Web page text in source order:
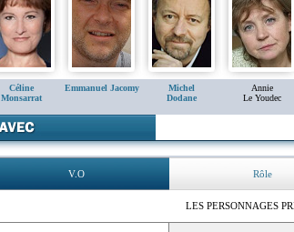
Céline
Monsarrat
Emmanuel Jacomy
Michel
Dodane
Annie
Le Youdec
V.O Rôle
LES PERSONNAGES